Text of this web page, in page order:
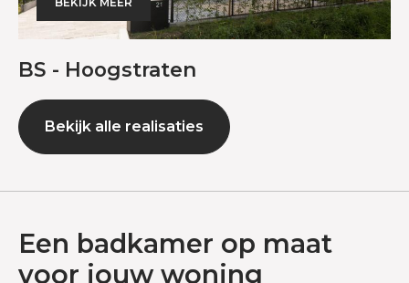
BS - Hoogstraten
Bekijk alle realisaties
Een badkamer op maat
voor jouw woning